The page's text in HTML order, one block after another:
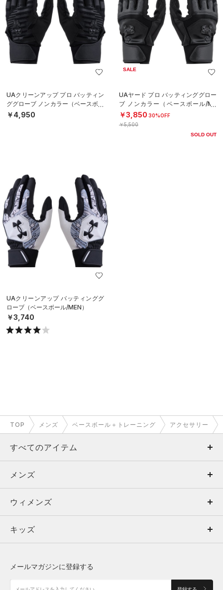
UAクリーンアップ プロ バッティン
ググローブ ノンカラー（ベースボー
ル/MEN）
￥4,950
SALE
UAヤード プロ バッティンググロー
ブ ノンカラー（ベースボール/ME
N）
￥3,850 30%OFF
￥5,500
SOLD OUT
UAクリーンアップ バッティンググ
ローブ（ベースボール/MEN）
￥3,740
TOP メンズ ベースボール＋トレーニング アクセサリー
すべてのアイテム
メンズ
ウィメンズ
キッズ
アクセサリー
メンズ
トップス
ボトムス
アクセサリー
ウィメンズ
トップス
シューズ
キッズ
メールマガジンに登録する